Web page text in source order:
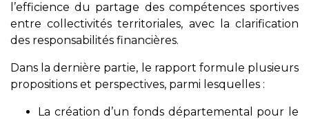
l’efficience du partage des compétences sportives
entre collectivités territoriales, avec la clarification
des responsabilités financières.
Dans la dernière partie, le rapport formule plusieurs
propositions et perspectives, parmi lesquelles :
La création d’un fonds départemental pour le